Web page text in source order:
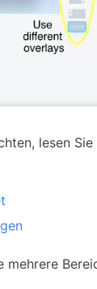
lesen
mehrere